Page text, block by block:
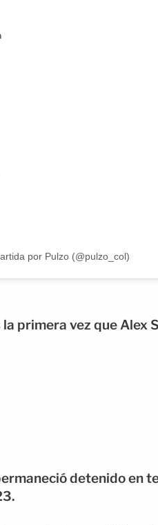
por Pulzo (@pulzo_col)
la primera vez que Alex
detenido en